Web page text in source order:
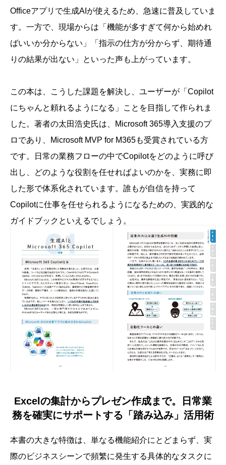
Officeアプリで生成AIが使えるため、急速に普及していま
す。一方で、現場からは「機能が多すぎて何から始めれ
ばいいか分からない」「指示の仕方が分からず、期待通
りの結果が出ない」といった声も上がっています。
この本は、こうした課題を解決し、ユーザーが「Copilot
にちゃんと頼れるようになる」ことを目指して作られま
した。著者の太田浩史氏は、Microsoft 365導入支援のプ
ロであり、Microsoft MVP for M365も受賞されている方
です。日常の業務フローの中でCopilotをどのように呼び
出し、どのような役割を任せればよいのかを、実務に即
した形で体系化されています。誰もが自信を持って
Copilotに仕事を任せられるようになるための、実践的な
ガイドブックといえるでしょう。
Excelの集計からプレゼン作成まで。日常業
務を確実にサポートする「踏み込み」活用術
本書の大きな特徴は、単なる機能紹介にとどまらず、実
際のビジネスシーンで頻繁に発生する具体的なタスクに